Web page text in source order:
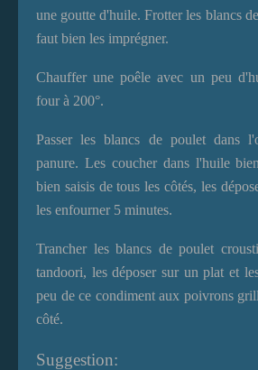
une goutte d'huile. Frotter les blancs
faut bien les imprégner.
Chauffer une poêle avec un peu
four à 200°.
Passer les blancs de poulet dans
panure. Les coucher dans l'huile
bien saisis de tous les côtés, les
les enfourner 5 minutes.
Trancher les blancs de poulet
tandoori, les déposer sur un plat et
peu de ce condiment aux poivrons
côté.
Suggestion: